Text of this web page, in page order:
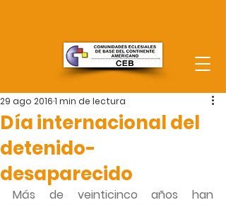
Día internacional del
detenido-
desaparecido
29 ago 20161 min de lectura
Más de veinticinco años han